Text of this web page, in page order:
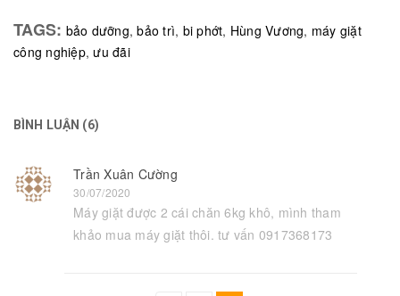
TAGS: bảo dưỡng,bảo trì, bi phớt, Hùng Vương, máy giặt
công nghiệp, ưu đãi
BÌNH LUẬN (6)
Trần Xuân Cường
30/07/2020
Máy giặt được 2 cái chăn 6kg khô, mình tham
khảo mua máy giặt thôi. tư vấn 0917368173